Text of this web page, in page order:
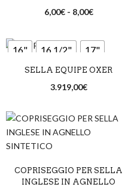
6,00€ - 8,00€
16" 16 1/2"
17"
17 1/2"
18"
New market
Rossiccio
SELLA EQUIPE OXER
3.919,00€
COPRISEGGIO PER SELLA
INGLESE IN AGNELLO